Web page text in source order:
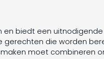
en biedt een
gerechten die worden
moet combineren